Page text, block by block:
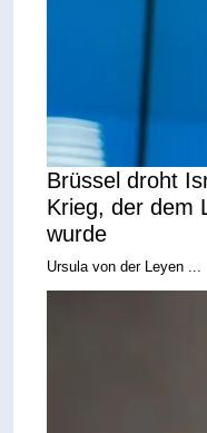
Brüssel droht
Krieg, der dem
wurde
Ursula von der Leyen ...